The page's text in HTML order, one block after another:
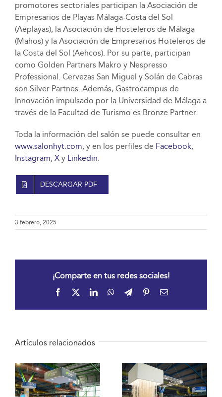
promotores sectoriales participan la Asociación de
Empresarios de Playas Málaga-Costa del Sol
(Aeplayas), la Asociación de Hosteleros de Málaga
(Mahos) y la Asociación de Empresarios Hoteleros de
la Costa del Sol (Aehcos). Por su parte, participan
como Golden Partners Makro y Nespresso
Professional. Cervezas San Miguel y Solán de Cabras
son Silver Partnes. Además, Gastrocampus de
Innovación impulsado por la Universidad de Málaga a
través de la Facultad de Turismo es Bronze Partner.
Toda la información del salón se puede consultar en
www.salonhyt.com, y en los perfiles de Facebook,
Instagram, Xy Linkedin.
DESCARGAR PDF
3 febrero, 2025
¡Comparte en tus redes sociales!
Facebook LinkedInWhatsApp
TelegramPinterestCorreo
Artículos relacionados